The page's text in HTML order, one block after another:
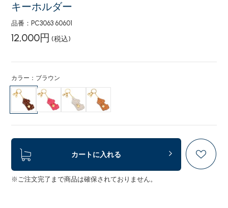
キーホルダー
品番：PC3063 60601
12,000円 (税込)
カラー：ブラウン
カートに入れる
※ご注文完了まで商品は確保されておりません。